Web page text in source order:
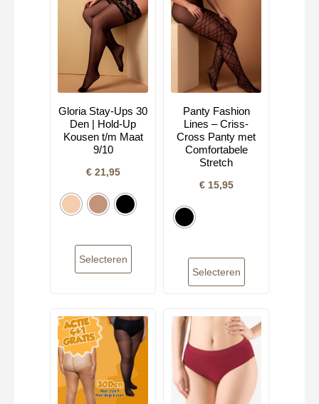
Gloria Stay-Ups 30
Den | Hold-Up
Kousen t/m Maat
9/10
€21,95
Selecteren
Panty Fashion
Lines – Criss-
Cross Panty met
Comfortabele
Stretch
€15,95
Selecteren